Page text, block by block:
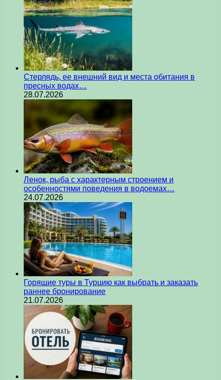
Стерлядь, ее внешний вид и места обитания в
пресных водах…
28.07.2026
Ленок, рыба с характерным строением и
особенностями поведения в водоемах…
24.07.2026
Горящие туры в Турцию как выбрать и заказать
раннее бронирование
21.07.2026